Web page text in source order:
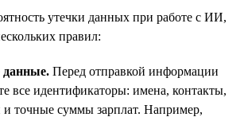
утечки данных при работе с ИИ,
правил:
данные. Перед отправкой информации
все идентификаторы: имена, контакты,
и точные суммы зарплат. Например,